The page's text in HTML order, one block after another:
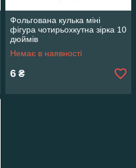
Фольгована кулька міні
фігура чотирьохкутна зірка 10
дюймів
Немає в наявності
6 ₴